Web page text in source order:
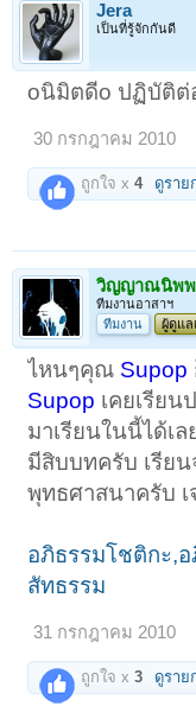
Jera
เป็นที่รู้จักกันดี
oนิมิตดีo ปฏิบัติต่
30 กรกฎาคม 2010
ถูกใจ x4 ดูราย
วิญญาณนิพ
ทีมงานอาสาฯ
ทีมงาน
ผู้ดูแล
ไหนๆคุณ Supop
Supop เคยเรียน
มาเรียนในนี้ได้เ
มีสิบบทครับ เรียน
พุทธศาสนาครับ
อภิธรรมโชติกะ,
สัทธรรม
31 กรกฎาคม 2010
ถูกใจ x3 ดูราย